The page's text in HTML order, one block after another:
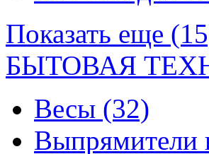
Показать еще
БЫТОВАЯ
Весы (32)
Выпрямители